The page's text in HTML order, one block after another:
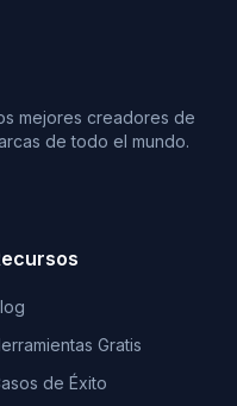
mejores creadores de
de todo el mundo.
Gratis
de Éxito